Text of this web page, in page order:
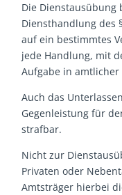
Die Dienstausübung
Diensthandlung des
auf ein bestimmtes
jede Handlung, mit
Aufgabe in
Auch das
Gegenleistung für
strafbar.
Nicht zur
Privaten oder
Amtsträger hierbei